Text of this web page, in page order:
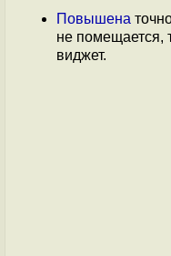
Повышена
не помещается,
виджет.